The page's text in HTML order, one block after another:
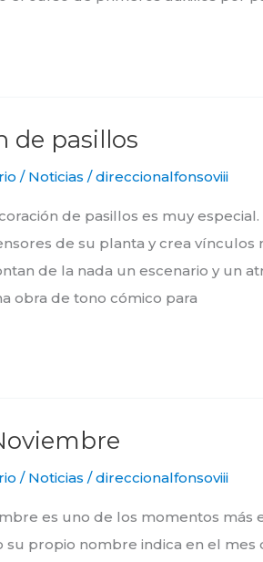
de pasillos
/ Noticias /direccionalfonsoviii
de pasillos es muy
de su planta y crea vínculos
de la nada un escenario y un
obra de tono cómico para
/ Noticias /direccionalfonsoviii
es uno de los momentos
su propio nombre indica en el mes